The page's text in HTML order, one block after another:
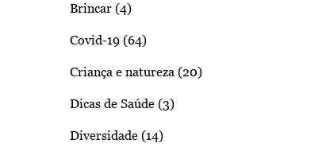
Brincar (4)
Covid-19 (64)
Criança e natureza (20)
Dicas de Saúde (3)
Diversidade (14)